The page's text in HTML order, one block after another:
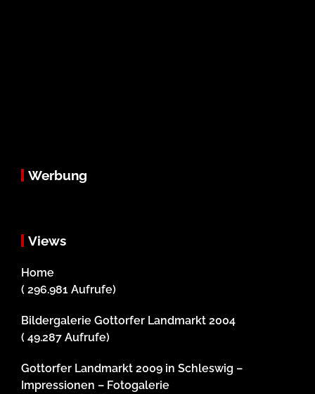
Werbung
Views
Home
( 296.981 Aufrufe)
Bildergalerie Gottorfer Landmarkt 2004
( 49.287 Aufrufe)
Gottorfer Landmarkt 2009 in Schleswig –
Impressionen – Fotogalerie